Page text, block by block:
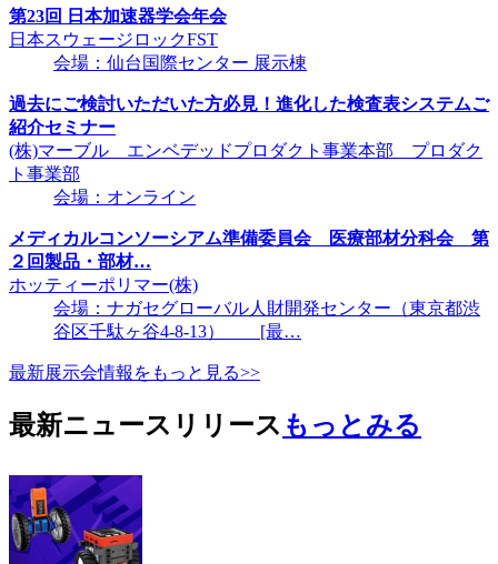
第23回 日本加速器学会年会
日本スウェージロックFST
会場：仙台国際センター 展示棟
過去にご検討いただいた方必見！進化した検査表システムご
紹介セミナー
(株)マーブル エンベデッドプロダクト事業本部 プロダク
ト事業部
会場：オンライン
メディカルコンソーシアム準備委員会 医療部材分科会 第
２回製品・部材…
ホッティーポリマー(株)
会場：ナガセグローバル人財開発センター（東京都渋
谷区千駄ヶ谷4-8-13） [最…
最新展示会情報をもっと見る>>
最新ニュースリリース もっとみる